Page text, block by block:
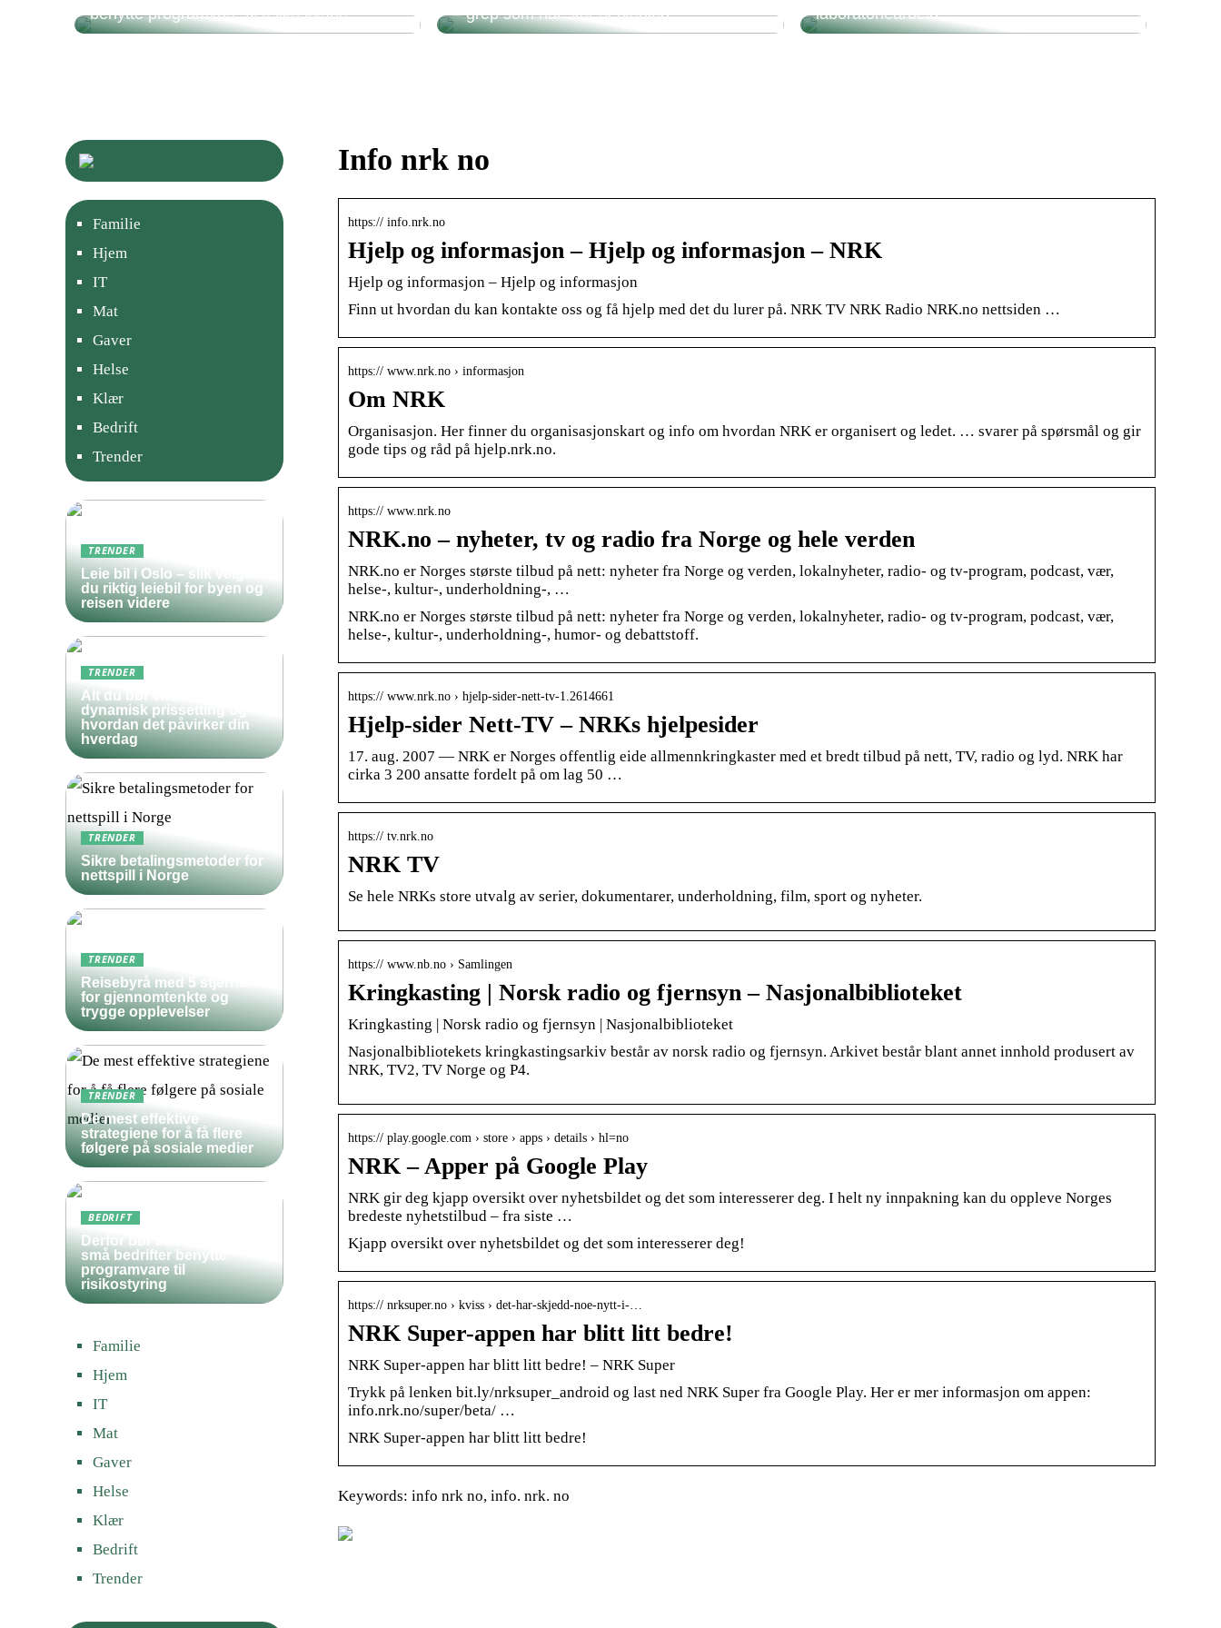
benytte programvare til risikostyring
– grep som har stor betydning
laboratoriearbeid
Info nrk no
https:// info.nrk.no
Hjelp og informasjon – Hjelp og informasjon – NRK
Hjelp og informasjon – Hjelp og informasjon
Finn ut hvordan du kan kontakte oss og få hjelp med det du lurer på. NRK TV NRK Radio NRK.no nettsiden …
https:// www.nrk.no › informasjon
Om NRK
Organisasjon. Her finner du organisasjonskart og info om hvordan NRK er organisert og ledet. … svarer på spørsmål og gir
gode tips og råd på hjelp.nrk.no.
https:// www.nrk.no
NRK.no – nyheter, tv og radio fra Norge og hele verden
NRK.no er Norges største tilbud på nett: nyheter fra Norge og verden, lokalnyheter, radio- og tv-program, podcast, vær,
helse-, kultur-, underholdning-, …
NRK.no er Norges største tilbud på nett: nyheter fra Norge og verden, lokalnyheter, radio- og tv-program, podcast, vær,
helse-, kultur-, underholdning-, humor- og debattstoff.
https:// www.nrk.no › hjelp-sider-nett-tv-1.2614661
Hjelp-sider Nett-TV – NRKs hjelpesider
17. aug. 2007 — NRK er Norges offentlig eide allmennkringkaster med et bredt tilbud på nett, TV, radio og lyd. NRK har
cirka 3 200 ansatte fordelt på om lag 50 …
https:// tv.nrk.no
NRK TV
Se hele NRKs store utvalg av serier, dokumentarer, underholdning, film, sport og nyheter.
https:// www.nb.no › Samlingen
Kringkasting | Norsk radio og fjernsyn – Nasjonalbiblioteket
Kringkasting | Norsk radio og fjernsyn | Nasjonalbiblioteket
Nasjonalbibliotekets kringkastingsarkiv består av norsk radio og fjernsyn. Arkivet består blant annet innhold produsert av
NRK, TV2, TV Norge og P4.
https:// play.google.com › store › apps › details › hl=no
NRK – Apper på Google Play
NRK gir deg kjapp oversikt over nyhetsbildet og det som interesserer deg. I helt ny innpakning kan du oppleve Norges
bredeste nyhetstilbud – fra siste …
Kjapp oversikt over nyhetsbildet og det som interesserer deg!
https:// nrksuper.no › kviss › det-har-skjedd-noe-nytt-i-…
NRK Super-appen har blitt litt bedre!
NRK Super-appen har blitt litt bedre! – NRK Super
Trykk på lenken bit.ly/nrksuper_android og last ned NRK Super fra Google Play. Her er mer informasjon om appen:
info.nrk.no/super/beta/ …
NRK Super-appen har blitt litt bedre!
Keywords: info nrk no, info. nrk. no
Familie
Hjem
IT
Mat
Gaver
Helse
Klær
Bedrift
Trender
TRENDER
Leie bil i Oslo – slik velger
du riktig leiebil for byen og
reisen videre
TRENDER
Alt du bør vite om
dynamisk prissetting og
hvordan det påvirker din
hverdag
TRENDER
Sikre betalingsmetoder for
nettspill i Norge
TRENDER
Reisebyrå med 5 stjerner
for gjennomtenkte og
trygge opplevelser
TRENDER
De mest effektive
strategiene for å få flere
følgere på sosiale medier
BEDRIFT
Derfor bør både store og
små bedrifter benytte
programvare til
risikostyring
Familie
Hjem
IT
Mat
Gaver
Helse
Klær
Bedrift
Trender